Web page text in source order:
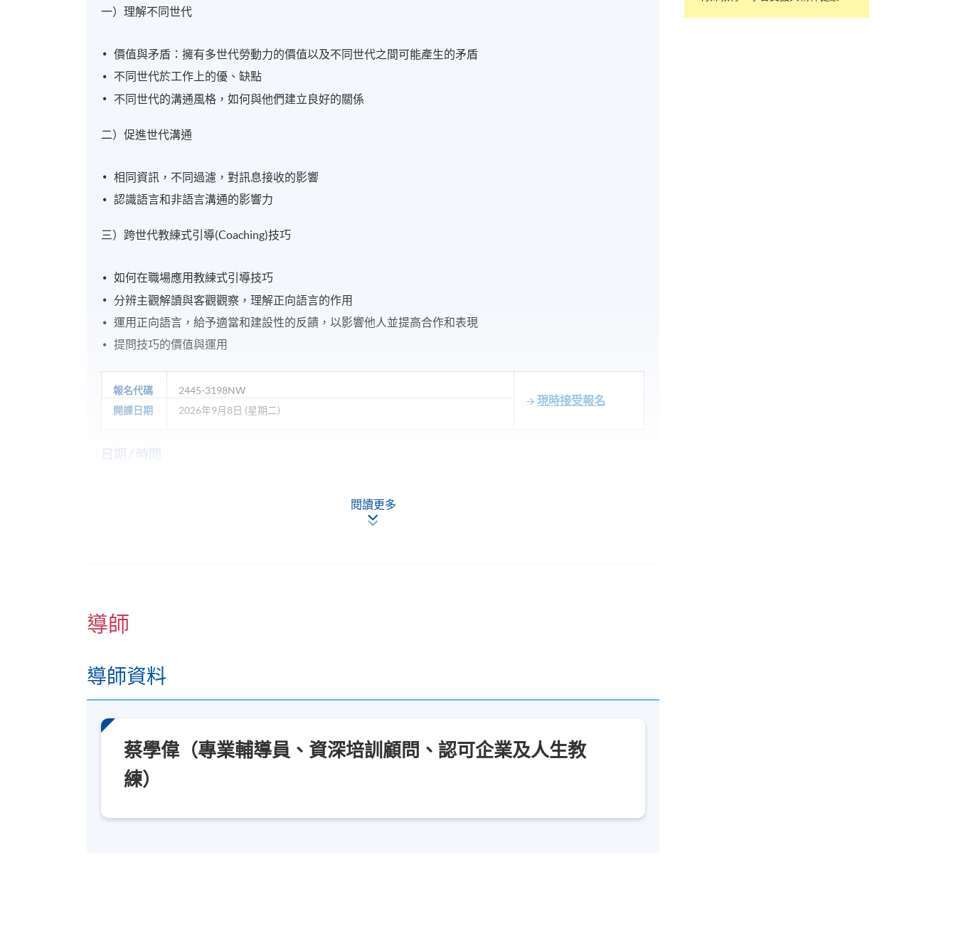
一）理解不同世代
價值與矛盾：擁有多世代勞動力的價值以及不同世代之間可能產生的矛盾
不同世代於工作上的優、缺點
不同世代的溝通風格，如何與他們建立良好的關係
二）促進世代溝通
相同資訊，不同過濾，對訊息接收的影響
認識語言和非語言溝通的影響力
三）跨世代教練式引導(Coaching)技巧
如何在職場應用教練式引導技巧
分辨主觀解讀與客觀觀察，理解正向語言的作用
運用正向語言，給予適當和建設性的反饋，以影響他人並提高合作和表現
提問技巧的價值與運用
報名代碼 2445-3198NW
現時接受報名
開課日期 2026年9月8日 (星期二)
日期 / 時間
九龍東分校
閱讀更多
導師
導師資料
蔡學偉（專業輔導員、資深培訓顧問、認可企業及人生教
練）